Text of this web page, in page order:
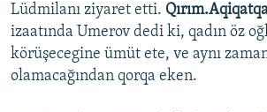
RFE/RS bütün saytları
Lüdmilanı ziyaret etti.
izaatında Umerov dedi ki, qadın öz
körüşecegine ümüt ete, ve aynı
olamacağından qorqa eken.